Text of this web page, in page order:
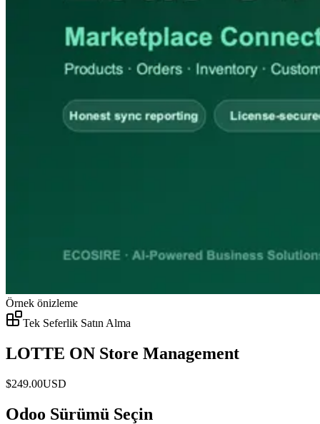
Örnek önizleme
Tek Seferlik Satın Alma
LOTTE ON Store Management
$249.00USD
Odoo Sürümü Seçin